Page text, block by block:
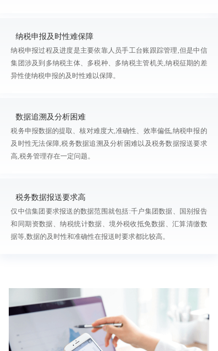
纳税申报及时性难保障
纳税申报过程及进度是主要依靠人员手工台账跟踪管理,但是中信
集团涉及到多纳税主体、多税种、多纳税主管机关,纳税征期的差
异性使纳税申报的及时性难以保障。
数据追溯及分析困难
税务申报数据的提取、核对难度大,准确性、效率偏低,纳税申报的
及时性无法保障,税务数据追溯及分析困难以及税务数据报送要求
高,税务管理存在一定问题。
税务数据报送要求高
仅中信集团要求报送的数据范围就包括:千户集团数据、国别报告
和同期资数据、纳税统计数据、境外税收抵免数据、汇算清缴数
据等,数据的及时性和准确性在报送时要求都比较高。